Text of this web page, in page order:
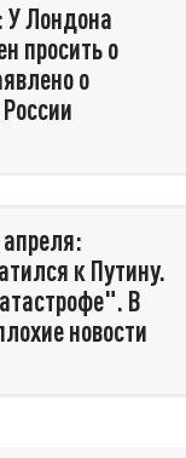
У Лондона
просить о
о
к Путину.
В
новости